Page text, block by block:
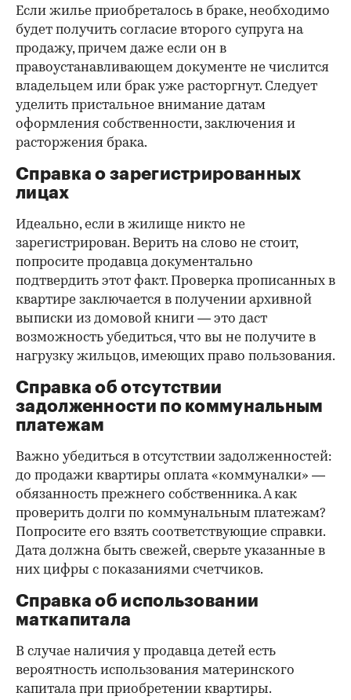
Если жилье приобреталось в браке, необходимо
будет получить согласие второго супруга на
продажу, причем даже если он в
правоустанавливающем документе не числится
владельцем или брак уже расторгнут. Следует
уделить пристальное внимание датам
оформления собственности, заключения и
расторжения брака.
Справка о зарегистрированных
лицах
Идеально, если в жилище никто не
зарегистрирован. Верить на слово не стоит,
попросите продавца документально
подтвердить этот факт. Проверка прописанных в
квартире заключается в получении архивной
выписки из домовой книги — это даст
возможность убедиться, что вы не получите в
нагрузку жильцов, имеющих право пользования.
Справка об отсутствии
задолженности по коммунальным
платежам
Важно убедиться в отсутствии задолженностей:
до продажи квартиры оплата «коммуналки» —
обязанность прежнего собственника. А как
проверить долги по коммунальным платежам?
Попросите его взять соответствующие справки.
Дата должна быть свежей, сверьте указанные в
них цифры с показаниями счетчиков.
Справка об использовании
маткапитала
В случае наличия у продавца детей есть
вероятность использования материнского
капитала при приобретении квартиры.